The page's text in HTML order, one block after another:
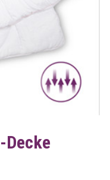
Decke